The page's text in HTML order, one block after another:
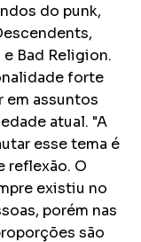
do punk,
Bad Religion.
forte
em assuntos
atual. "A
esse tema é
reflexão. O
existiu no
porém nas
são